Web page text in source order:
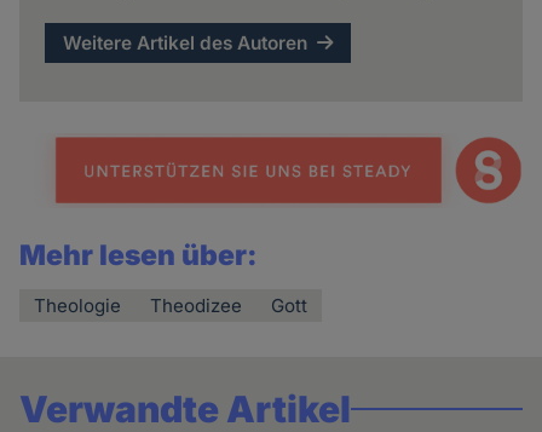
Weitere Artikel des Autoren
Mehr lesen über:
Theologie Theodizee Gott
Verwandte Artikel